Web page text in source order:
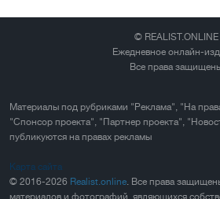
© REALIST.ONLINE
Ежедневное онлайн-
Все права
Материалы под рубриками "Реклама", "На
"Спонсор проекта", "Партнер проекта",
публикуются на правах рекламы
Карта сайта
© 2016-2026 Realist.online. Все права